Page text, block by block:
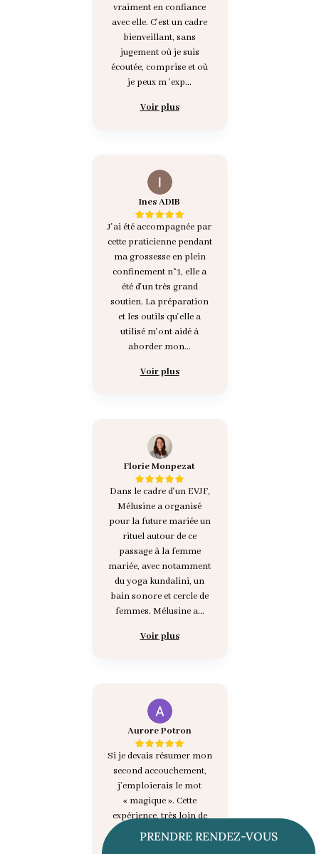
vraiment en confiance
avec elle. C'est un cadre
bienveillant, sans
jugement où je suis
écoutée, comprise et où
je peux m 'exp...
Voir plus
Ines ADIB
J'ai été accompagnée par
cette praticienne pendant
ma grossesse en plein
confinement n°1, elle a
été d'un très grand
soutien. La préparation
et les outils qu'elle a
utilisé m'ont aidé à
aborder mon...
Voir plus
Florie Monpezat
Dans le cadre d'un EVJF,
Mélusine a organisé
pour la future mariée un
rituel autour de ce
passage à la femme
mariée, avec notamment
du yoga kundalini, un
bain sonore et cercle de
femmes. Mélusine a...
Voir plus
Aurore Potron
Si je devais résumer mon
second accouchement,
j’emploierais le mot
« magique ». Cette
expérience, très loin de
celle vécue pour mon
PRENDRE RENDEZ-VOUS